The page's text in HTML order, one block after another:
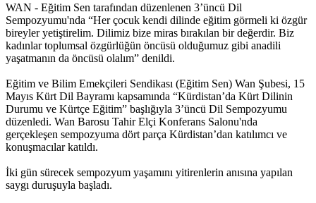
WAN - Eğitim Sen tarafından düzenlenen 3’üncü Dil
Sempozyumu'nda “Her çocuk kendi dilinde eğitim görmeli ki özgür
bireyler yetiştirelim. Dilimiz bize miras bırakılan bir değerdir. Biz
kadınlar toplumsal özgürlüğün öncüsü olduğumuz gibi anadili
yaşatmanın da öncüsü olalım” denildi.
Eğitim ve Bilim Emekçileri Sendikası (Eğitim Sen) Wan Şubesi, 15
Mayıs Kürt Dil Bayramı kapsamında “Kürdistan’da Kürt Dilinin
Durumu ve Kürtçe Eğitim” başlığıyla 3’üncü Dil Sempozyumu
düzenledi. Wan Barosu Tahir Elçi Konferans Salonu'nda
gerçekleşen sempozyuma dört parça Kürdistan’dan katılımcı ve
konuşmacılar katıldı.
İki gün sürecek sempozyum yaşamını yitirenlerin anısına yapılan
saygı duruşuyla başladı.